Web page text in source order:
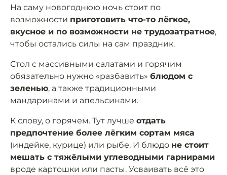
На саму новогоднюю ночь стоит по
возможности приготовить что-то лёгкое,
вкусное и по возможности не трудозатратное,
чтобы остались силы на сам праздник.
Стол с массивными салатами и горячим
обязательно нужно «разбавить» блюдом с
зеленью, а также традиционными
мандаринами и апельсинами.
К слову, о горячем. Тут лучше отдать
предпочтение более лёгким сортам мяса
(индейке, курице) или рыбе. И блюдо не стоит
мешать с тяжёлыми углеводными гарнирами
вроде картошки или пасты. Усваивать всё это